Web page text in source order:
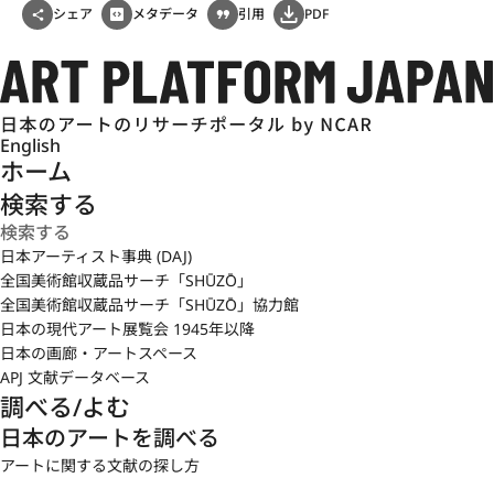
シェア メタデータ 引用 PDF
English
ホーム
検索する
日本アーティスト事典 (DAJ)
全国美術館収蔵品サーチ「SHŪZŌ」
全国美術館収蔵品サーチ「SHŪZŌ」協力館
日本の現代アート展覧会 1945年以降
日本の画廊・アートスペース
APJ 文献データベース
調べる/よむ
日本のアートを調べる
アートに関する文献の探し方